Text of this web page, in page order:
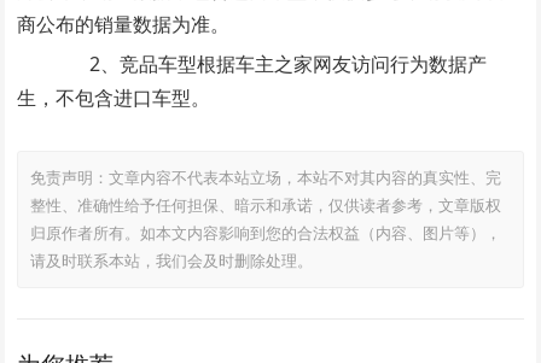
商公布的销量数据为准。
2、竞品车型根据车主之家网友访问行为数据产
生，不包含进口车型。
免责声明：文章内容不代表本站立场，本站不对其内容的真实性、完
整性、准确性给予任何担保、暗示和承诺，仅供读者参考，文章版权
归原作者所有。如本文内容影响到您的合法权益（内容、图片等），
请及时联系本站，我们会及时删除处理。